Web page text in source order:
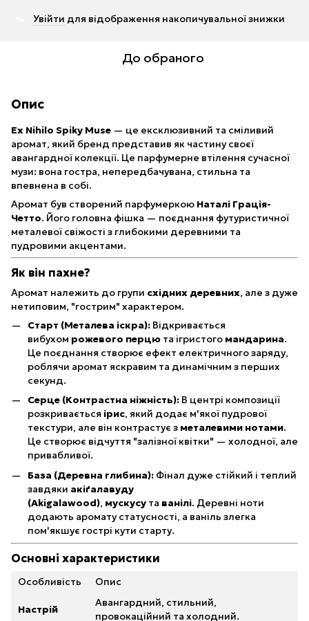
Увійти для відображення накопичувальної знижки
До обраного
Опис
Ex Nihilo Spiky Muse — це ексклюзивний та сміливий
аромат, який бренд представив як частину своєї
авангардної колекції. Це парфумерне втілення сучасної
музи: вона гостра, непередбачувана, стильна та
впевнена в собі.
Аромат був створений парфумеркою Наталі Грація-
Четто. Його головна фішка — поєднання футуристичної
металевої свіжості з глибокими деревними та
пудровими акцентами.
Як він пахне?
Аромат належить до групи східних деревних, але з дуже
нетиповим, "гострим" характером.
Старт (Металева іскра): Відкривається
вибухом рожевого перцю та ігристого мандарина.
Це поєднання створює ефект електричного заряду,
роблячи аромат яскравим та динамічним з перших
секунд.
Серце (Контрастна ніжність): В центрі композиції
розкривається ірис, який додає м'якої пудрової
текстури, але він контрастує з металевими нотами.
Це створює відчуття "залізної квітки" — холодної, але
привабливої.
База (Деревна глибина): Фінал дуже стійкий і теплий
завдяки акіґалавуду
(Akigalawood), мускусу та ванілі. Деревні ноти
додають аромату статусності, а ваніль злегка
пом'якшує гострі кути старту.
Основні характеристики
Особливість Опис
Настрій
Авангардний, стильний,
провокаційний та холодний.